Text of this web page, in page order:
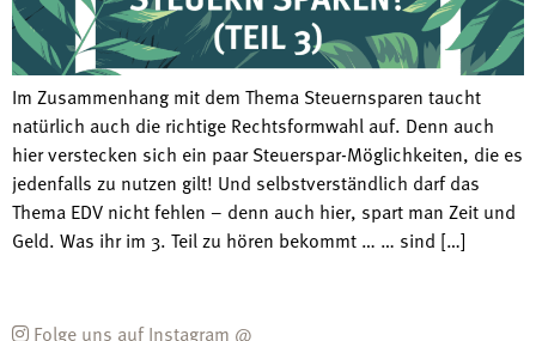
Im Zusammenhang mit dem Thema Steuernsparen taucht
natürlich auch die richtige Rechtsformwahl auf. Denn auch
hier verstecken sich ein paar Steuerspar-Möglichkeiten, die es
jedenfalls zu nutzen gilt! Und selbstverständlich darf das
Thema EDV nicht fehlen – denn auch hier, spart man Zeit und
Geld. Was ihr im 3. Teil zu hören bekommt … … sind […]
Folge uns auf Instagram @